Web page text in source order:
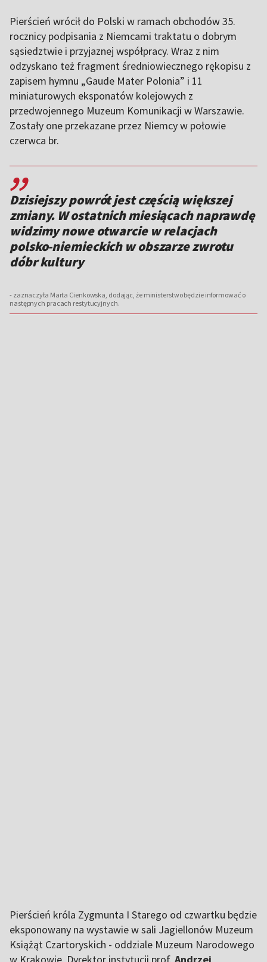
Pierścień wrócił do Polski w ramach obchodów 35.
rocznicy podpisania z Niemcami traktatu o dobrym
sąsiedztwie i przyjaznej współpracy. Wraz z nim
odzyskano też fragment średniowiecznego rękopisu z
zapisem hymnu „Gaude Mater Polonia” i 11
miniaturowych eksponatów kolejowych z
przedwojennego Muzeum Komunikacji w Warszawie.
Zostały one przekazane przez Niemcy w połowie
czerwca br.
,,
Dzisiejszy powrót jest częścią większej
zmiany. W ostatnich miesiącach naprawdę
widzimy nowe otwarcie w relacjach
polsko-niemieckich w obszarze zwrotu
dóbr kultury
- zaznaczyła Marta Cienkowska, dodając, że ministerstwo będzie informować o
następnych pracach restytucyjnych.
Pierścień króla Zygmunta I Starego od czwartku będzie
eksponowany na wystawie w sali Jagiellonów Muzeum
Książąt Czartoryskich - oddziale Muzeum Narodowego